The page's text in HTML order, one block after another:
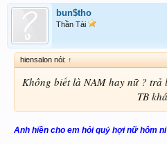
bun$tho
Thần Tài
hiensalon nói: ↑
Không biết là NAM hay nữ ? trả
TB
Anh hiền cho em hỏi quý hợi nữ hôm